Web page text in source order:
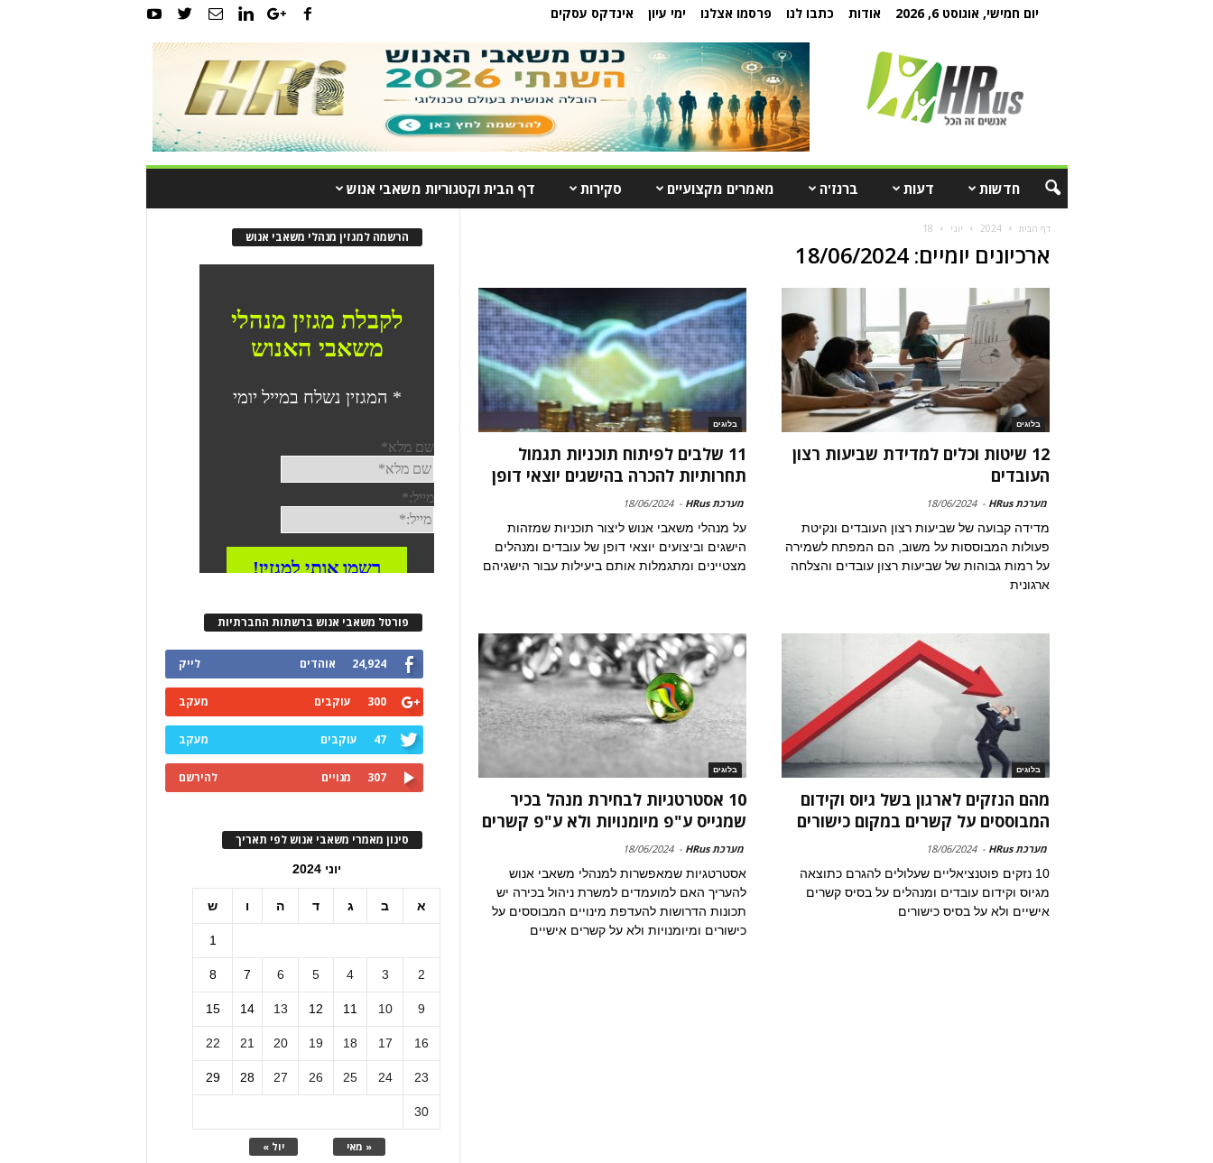
יום חמישי, אוגוסט 6, 2026 אודות כתבו לנו פרסמו אצלנו ימי עיון אינדקס עסקים
חדשות דעות ברנז'ה מאמרים מקצועיים סקירות דף הבית וקטגוריות משאבי אנוש
דף הבית 2024 יוני 18
ארכיונים יומיים: 18/06/2024
בלוגים
12 שיטות וכלים למדידת שביעות רצון
העובדים
מערכת HRus -
18/06/2024
מדידה קבועה של שביעות רצון העובדים ונקיטת
פעולות המבוססות על משוב, הם המפתח לשמירה
על רמות גבוהות של שביעות רצון עובדים והצלחה
ארגונית
בלוגים
11 שלבים לפיתוח תוכניות תגמול
תחרותיות להכרה בהישגים יוצאי דופן
מערכת HRus -
18/06/2024
על מנהלי משאבי אנוש ליצור תוכניות שמזהות
הישגים וביצועים יוצאי דופן של עובדים ומנהלים
מצטיינים ומתגמלות אותם ביעילות עבור הישגיהם
בלוגים
מהם הנזקים לארגון בשל גיוס וקידום
המבוססים על קשרים במקום כישורים
מערכת HRus -
18/06/2024
10 נזקים פוטנציאליים שעלולים להגרם כתוצאה
מגיוס וקידום עובדים ומנהלים על בסיס קשרים
אישיים ולא על בסיס כישורים
בלוגים
10 אסטרטגיות לבחירת מנהל בכיר
שמגייס ע"פ מיומנויות ולא ע"פ קשרים
מערכת HRus -
18/06/2024
אסטרטגיות שמאפשרות למנהלי משאבי אנוש
להעריך האם למועמדים למשרת ניהול בכירה יש
תכונות הדרושות להעדפת מינויים המבוססים על
כישורים ומיומנויות ולא על קשרים אישיים
הרשמה למגזין מנהלי משאבי אנוש
פורטל משאבי אנוש ברשתות החברתיות
24,924 אוהדים לייק
300 עוקבים מעקב
47 עוקבים מעקב
307 מנויים להירשם
סינון מאמרי משאבי אנוש לפי תאריך
יוני 2024
א ב ג ד ה ו ש
« מאי יול »
1
2
3
4
5
6
7
8
9
10
11
12
13
14
15
16
17
18
19
20
21
22
23
24
25
26
27
28
29
30